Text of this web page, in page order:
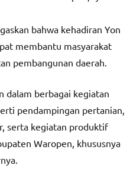
bahwa kehadiran Yon
membantu masyarakat
pembangunan daerah.
dalam berbagai kegiatan
pendampingan pertanian,
serta kegiatan produktif
Waropen, khususnya